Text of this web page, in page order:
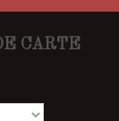
CARTE